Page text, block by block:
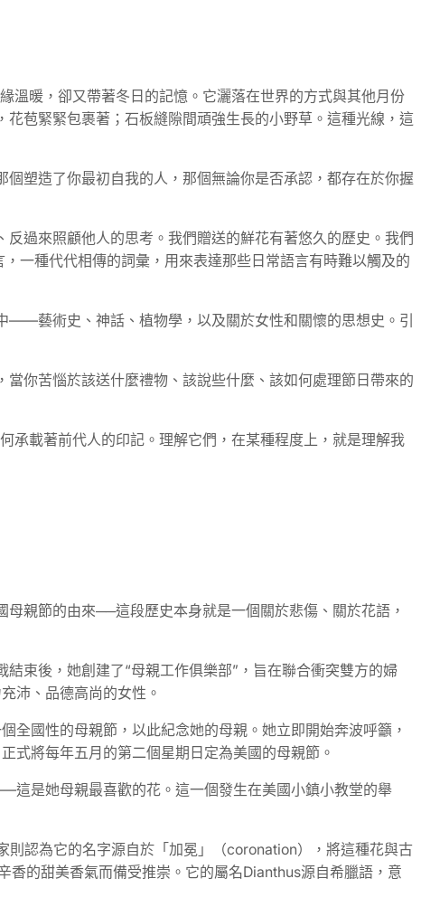
溫暖，卻又帶著冬日的記憶。它灑落在世界的方式與其他月份
苞緊緊包裹著；石板縫隙間頑強生長的小野草。這種光線，這
塑造了你最初自我的人，那個無論你是否承認，都存在於你握
過來照顧他人的思考。我們贈送的鮮花有著悠久的歷史。我們
一種代代相傳的詞彙，用來表達那些日常語言有時難以觸及的
——藝術史、神話、植物學，以及關於女性和關懷的思想史。引
你苦惱於該送什麼禮物、該說些什麼、該如何處理節日帶來的
承載著前代人的印記。理解它們，在某種程度上，就是理解我
親節的由來──這段歷史本身就是一個關於悲傷、關於花語，
束後，她創建了“母親工作俱樂部”，旨在聯合衝突雙方的婦
沛、品德高尚的女性。
全國性的母親節，以此紀念她的母親。她立即​​開始奔波呼籲，
式將每年五月的第二個星期日定為美國的母親節。
這是她母親最喜歡的花。這一個發生在美國小鎮小教堂的舉
則認為它的名字源自於「加冕」（coronation），將這種花與古
的甜美香氣而備受推崇。它的屬名Dianthus源自希臘語，意